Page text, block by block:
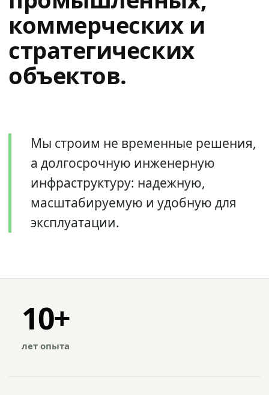
коммерческих и
стратегических
объектов.
Мы строим не временные решения,
а долгосрочную инженерную
инфраструктуру: надежную,
масштабируемую и удобную для
эксплуатации.
10+
лет опыта